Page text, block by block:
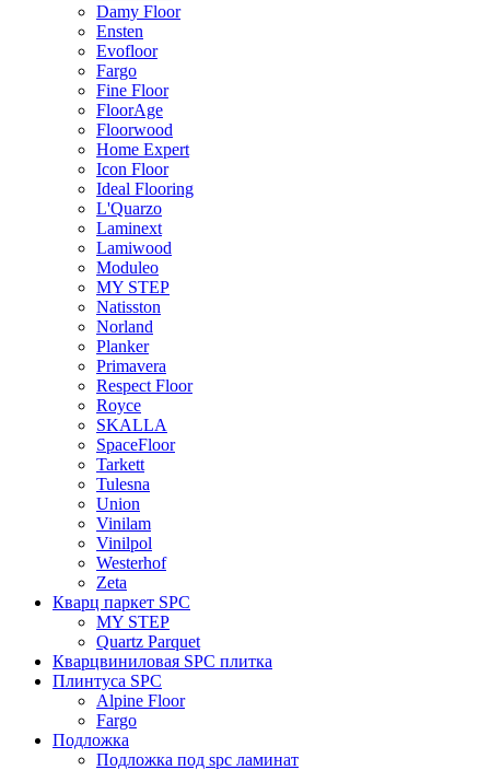
Damy Floor
Ensten
Evofloor
Fargo
Fine Floor
FloorAge
Floorwood
Home Expert
Icon Floor
Ideal Flooring
L'Quarzo
Laminext
Lamiwood
Moduleo
MY STEP
Natisston
Norland
Planker
Primavera
Respect Floor
Royce
SKALLA
SpaceFloor
Tarkett
Tulesna
Union
Vinilam
Vinilpol
Westerhof
Zeta
Кварц паркет SPC
MY STEP
Quartz Parquet
Кварцвиниловая SPC плитка
Плинтуса SPC
Alpine Floor
Fargo
Подложка
Подложка под spc ламинат